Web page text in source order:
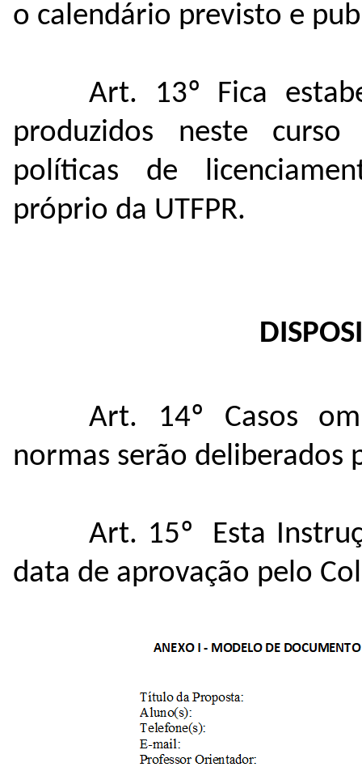
o calendário previsto e
Art. 13º Fica
produzidos neste
políticas de
próprio da UTFPR.
Art. 14º Casos
normas serão deliberados
Art. 15º Esta
data de aprovação pelo